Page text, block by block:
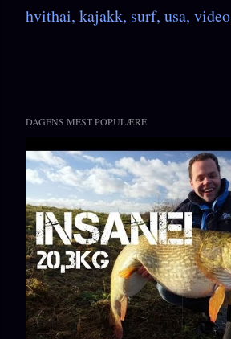
hvithai kajakk surf usa video
DAGENS MEST POPULÆRE